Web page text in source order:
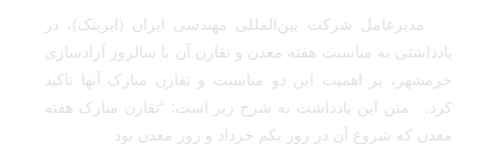
مدیرعامل شرکت بین‌المللی مهندسی ایران (ایریتک)، در
یادداشتی به مناسبت هفته معدن و تقارن آن با سالروز آزادسازی
خرمشهر، بر اهمیت این دو مناسبت و تقارن مبارک آنها تاکید
کرد. متن این یادداشت به شرح زیر است: “تقارن مبارک هفته
معدن که شروع آن در روز یکم خرداد و روز معدن بود